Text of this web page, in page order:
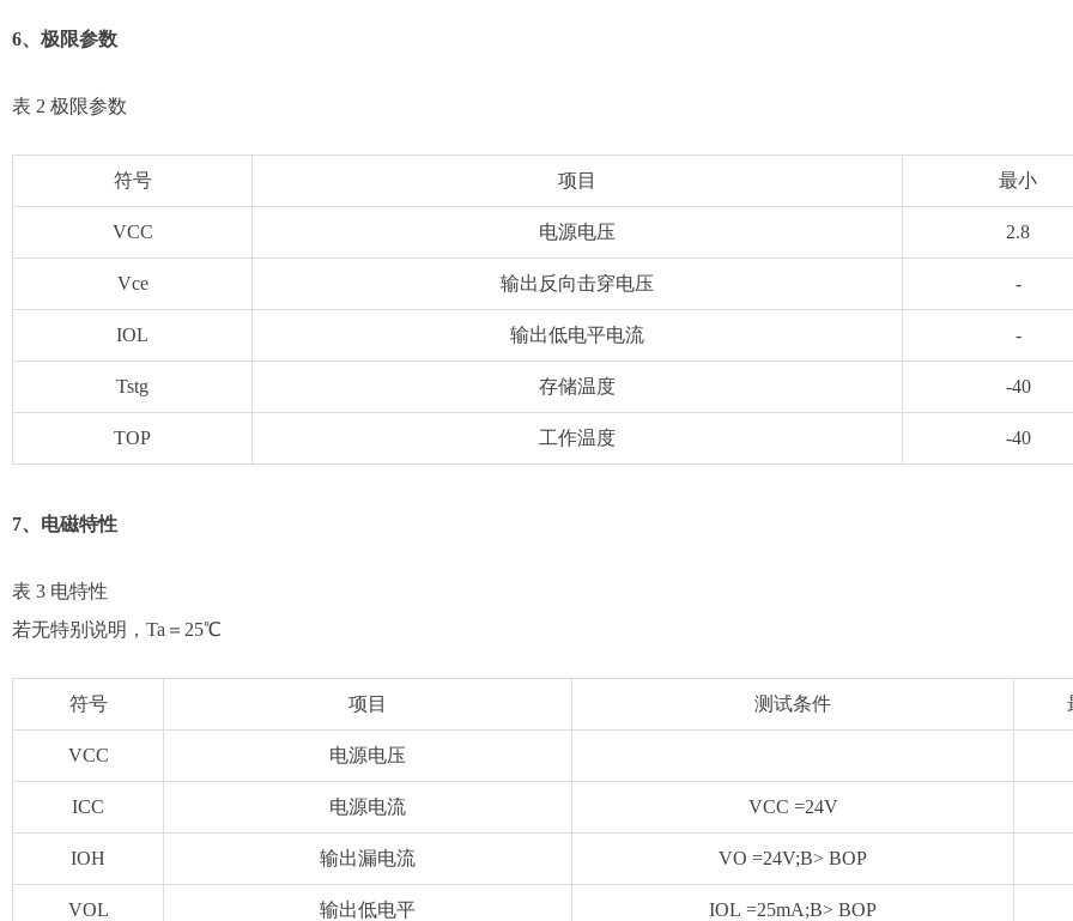
6、极限参数
表 2 极限参数
符号 项目 最小
VCC 电源电压 2.8
Vce 输出反向击穿电压 -
IOL 输出低电平电流 -
Tstg 存储温度 -40
TOP 工作温度 -40
7、电磁特性
表 3 电特性
若无特别说明，Ta＝25℃
符号 项目 测试条件
VCC 电源电压
ICC 电源电流 VCC =24V
IOH 输出漏电流 VO =24V;B> BOP
VOL 输出低电平 IOL =25mA;B> BOP